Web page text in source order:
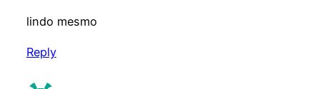
lindo mesmo
Reply